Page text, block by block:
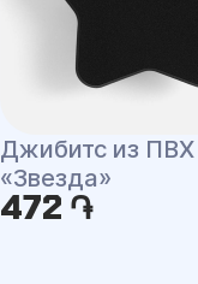
Джибитс из ПВХ
«Звезда»
472 ֏